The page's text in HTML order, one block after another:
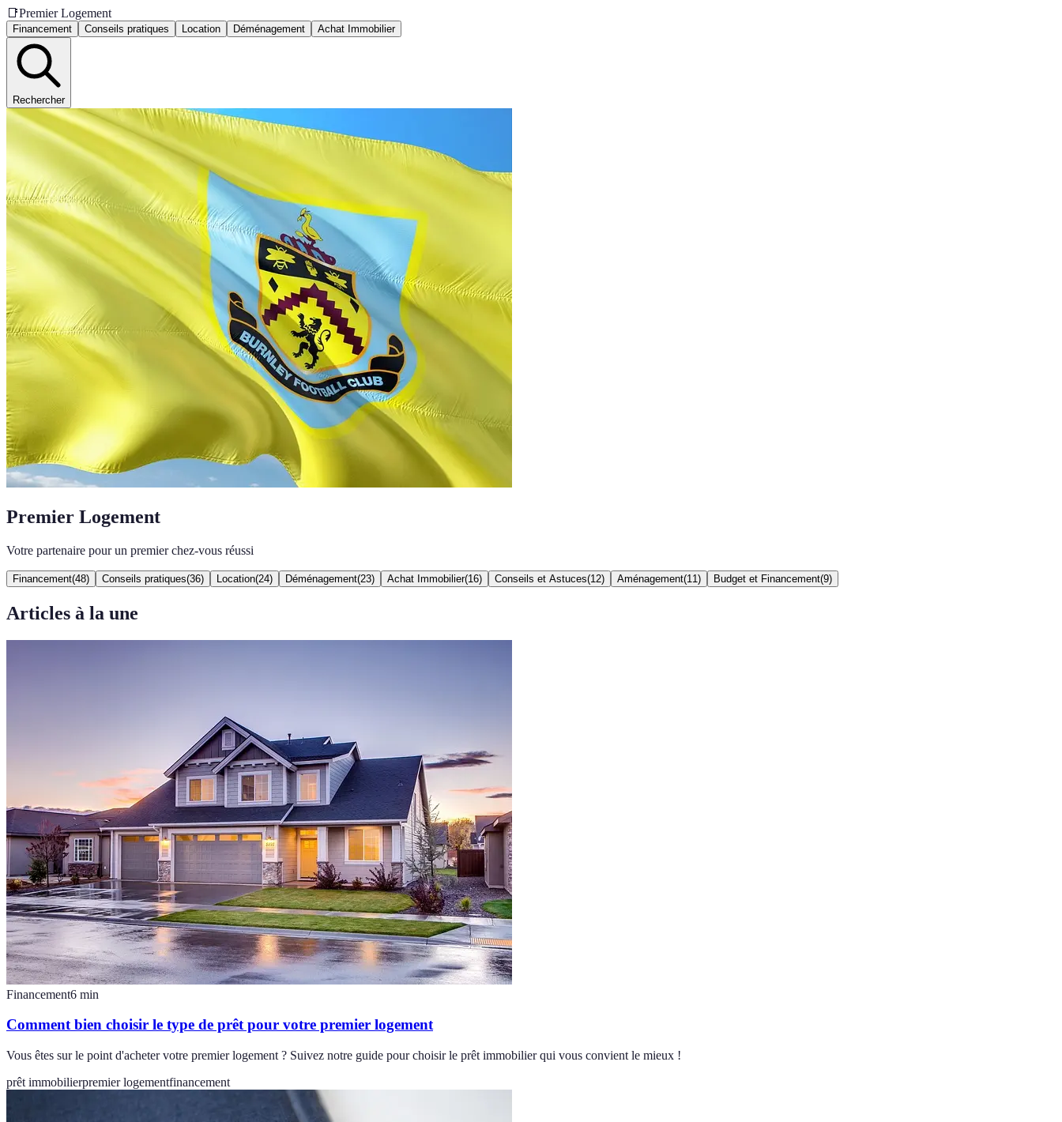
📑Premier Logement
Financement Conseils pratiques Location Déménagement Achat Immobilier
Rechercher
Premier Logement
Votre partenaire pour un premier chez-vous réussi
Financement(48) Conseils pratiques(36) Location(24) Déménagement(23) Achat Immobilier(16) Conseils et Astuces(12) Aménagement(11 ) Budget et Financement(9)
Articles à la une
Financement6 min
Comment bien choisir le type de prêt pour votre premier logement
Vous êtes sur le point d'acheter votre premier logement ? Suivez notre guide pour choisir le prêt immobilier qui vous convient le mieux !
prêt immobilierpremier logementfinancement